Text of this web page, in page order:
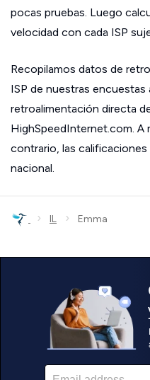
pocas pruebas. Luego
velocidad con cada ISP
Recopilamos datos de
ISP de nuestras encuestas
retroalimentación directa
HighSpeedInternet.com. A
contrario, las
nacional.
› IL › Emma